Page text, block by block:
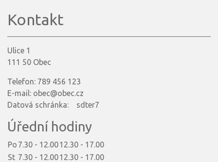
Kontakt
Ulice 1
111 50 Obec
Telefon: 789 456 123
E-mail: obec@obec.cz
Datová schránka: sdter7
Úřední hodiny
Po 7.30 - 12.0012.30 - 17.00
St 7.30 - 12.0012.30 - 17.00